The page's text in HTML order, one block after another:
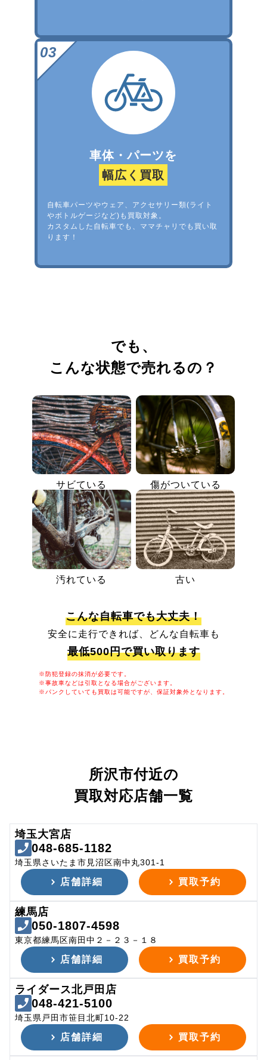
車体・パーツを
幅広く買取
自転車パーツやウェア、アクセサリー類(ライト
やボトルゲージなど)も買取対象。
カスタムした自転車でも、ママチャリでも買い取
ります！
でも、
こんな状態で売れるの？
サビている 傷がついている
汚れている 古い
こんな自転車でも大丈夫！
安全に走行できれば、どんな自転車も
最低500円で買い取ります
※防犯登録の抹消が必要です。
※事故車などは引取となる場合がございます。
※パンクしていても買取は可能ですが、保証対象外となります。
所沢市付近の
買取対応店舗一覧
埼玉大宮店
048-685-1182
埼玉県さいたま市見沼区南中丸301-1
店舗詳細 買取予約
練馬店
050-1807-4598
東京都練馬区南田中２－２３－１８
店舗詳細 買取予約
ライダース北戸田店
048-421-5100
埼玉県戸田市笹目北町10-22
店舗詳細 買取予約